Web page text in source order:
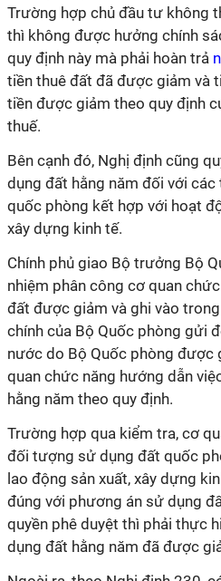
Trường hợp chủ đầu tư không
thì không được hưởng chính
quy định này mà phải hoàn trả
tiền thuê đất đã được giảm và
tiền được giảm theo quy định
thuế.
Bên cạnh đó, Nghị định cũng
dụng đất hằng năm đối với
quốc phòng kết hợp với hoạt
xây dựng kinh tế.
Chính phủ giao Bộ trưởng Bộ
nhiệm phân công cơ quan
đất được giảm và ghi vào
chính của Bộ Quốc phòng gửi
nước do Bộ Quốc phòng được
quan chức năng hướng dẫn
hằng năm theo quy định.
Trường hợp qua kiểm tra, cơ
đối tượng sử dụng đất quốc
lao động sản xuất, xây dựng
đúng với phương án sử dụng
quyền phê duyệt thì phải thực
dụng đất hằng năm đã được